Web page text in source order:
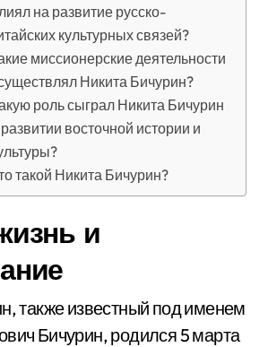
на развитие русско-
культурных связей?
миссионерские деятельности
Никита Бичурин?
роль сыграл Никита Бичурин
восточной истории и
такой Никита Бичурин?
и
также известный под именем
Бичурин, родился 5 марта